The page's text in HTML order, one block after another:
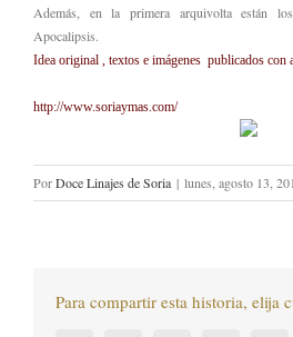
Además, en la primera arquivolta están
Apocalipsis.
Idea original , textos e imágenes publicados con
http://www.soriaymas.com/
PorDoce Linajes de Soria | lunes, agosto 13,
Para compartir esta historia, elija